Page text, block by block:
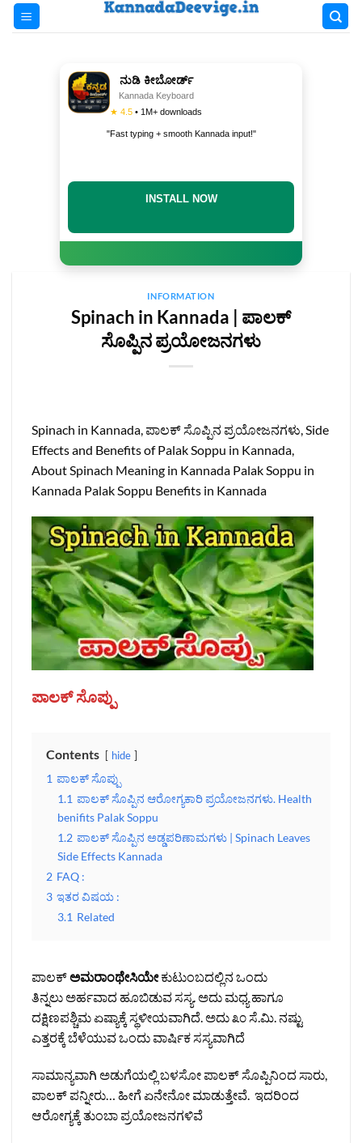
Skip
ನುಡಿ ಕೀಬೋರ್ಡ್
Kannada Keyboard
★ 4.5 • 1M+ downloads
"Fast typing + smooth Kannada input!"
INSTALL NOW
INFORMATION
Spinach in Kannada | ಪಾಲಕ್
ಸೊಪ್ಪಿನ ಪ್ರಯೋಜನಗಳು
Spinach in Kannada, ಪಾಲಕ್ ಸೊಪ್ಪಿನ ಪ್ರಯೋಜನಗಳು, Side
Effects and Benefits of Palak Soppu in Kannada,
About Spinach Meaning in Kannada Palak Soppu in
Kannada Palak Soppu Benefits in Kannada
ಪಾಲಕ್ ಸೊಪ್ಪು
Contents hide
1 ಪಾಲಕ್ ಸೊಪ್ಪು
1.1 ಪಾಲಕ್ ಸೊಪ್ಪಿನ ಆರೋಗ್ಯಕಾರಿ ಪ್ರಯೋಜನಗಳು. Health
benifits Palak Soppu
1.2 ಪಾಲಕ್ ಸೊಪ್ಪಿನ ಅಡ್ಡಪರಿಣಾಮಗಳು | Spinach Leaves
Side Effects Kannada
2 FAQ :
3 ಇತರ ವಿಷಯ :
3.1 Related
ಪಾಲಕ್ಅಮರಾಂಥೇಸಿಯೇಕುಟುಂಬದಲ್ಲಿನ ಒಂದು
ತಿನ್ನಲು ಅರ್ಹವಾದ ಹೂಬಿಡುವ ಸಸ್ಯ. ಅದು ಮಧ್ಯ ಹಾಗೂ
ದಕ್ಷಿಣಪಶ್ಚಿಮ ಏಷ್ಯಾಕ್ಕೆ ಸ್ಥಳೀಯವಾಗಿದೆ. ಅದು ೩೦ ಸೆ.ಮಿ. ನಷ್ಟು
ಎತ್ತರಕ್ಕೆ ಬೆಳೆಯುವ ಒಂದು ವಾರ್ಷಿಕ ಸಸ್ಯವಾಗಿದೆ
ಸಾಮಾನ್ಯವಾಗಿ ಅಡುಗೆಯಲ್ಲಿ ಬಳಸೋ ಪಾಲಕ್ ಸೊಪ್ಪಿನಿಂದ ಸಾರು,
ಪಾಲಕ್ ಪನ್ನೀರು… ಹೀಗೆ ಏನೇನೋ ಮಾಡುತ್ತೇವೆ. ಇದರಿಂದ
ಆರೋಗ್ಯಕ್ಕೆ ತುಂಬಾ ಪ್ರಯೋಜನಗಳಿವೆ